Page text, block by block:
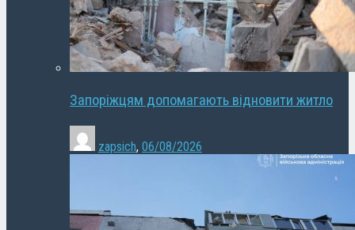
Запоріжцям допомагають відновити житло
zapsich, 06/08/2026